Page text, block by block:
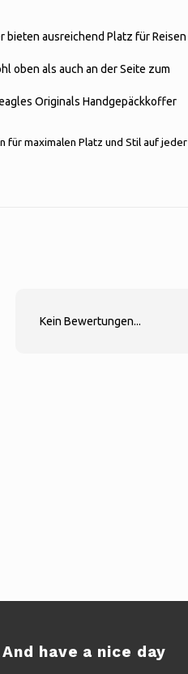
bieten ausreichend Platz für Reisen
oben als auch an der Seite zum
Originals Handgepäckkoffer
maximalen Platz und Stil auf jeder
Kein Bewertungen...
And have a nice day